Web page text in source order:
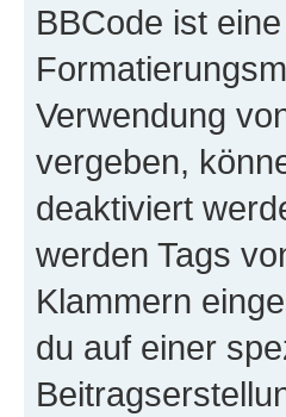
BBCode ist
Verwendung
vergeben,
deaktiviert
werden Tags
Klammern
du auf einer